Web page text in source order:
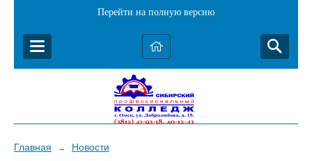
Перейти на полную версию
Главная → Новости